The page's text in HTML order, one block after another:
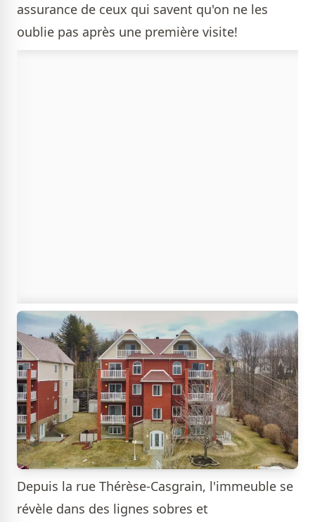
assurance de ceux qui savent qu'on ne les
oublie pas après une première visite!
Depuis la rue Thérèse-Casgrain, l'immeuble se
révèle dans des lignes sobres et